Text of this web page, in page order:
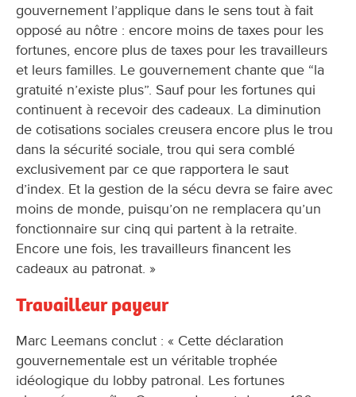
gouvernement l’applique dans le sens tout à fait
opposé au nôtre : encore moins de taxes pour les
fortunes, encore plus de taxes pour les travailleurs
et leurs familles. Le gouvernement chante que “la
gratuité n’existe plus”. Sauf pour les fortunes qui
continuent à recevoir des cadeaux. La diminution
de cotisations sociales creusera encore plus le trou
dans la sécurité sociale, trou qui sera comblé
exclusivement par ce que rapportera le saut
d’index. Et la gestion de la sécu devra se faire avec
moins de monde, puisqu’on ne remplacera qu’un
fonctionnaire sur cinq qui partent à la retraite.
Encore une fois, les travailleurs financent les
cadeaux au patronat. »
Travailleur payeur
Marc Leemans conclut : « Cette déclaration
gouvernementale est un véritable trophée
idéologique du lobby patronal. Les fortunes